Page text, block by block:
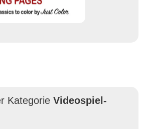
KategorieVideospiel-